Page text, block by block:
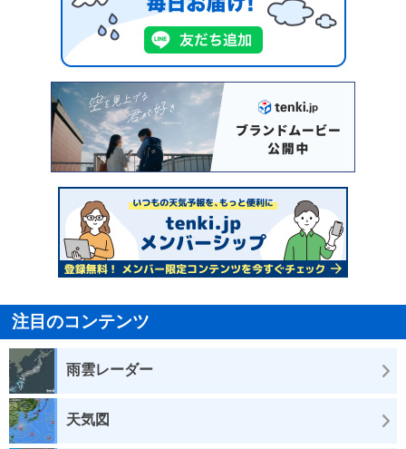
注目のコンテンツ
雨雲レーダー
天気図